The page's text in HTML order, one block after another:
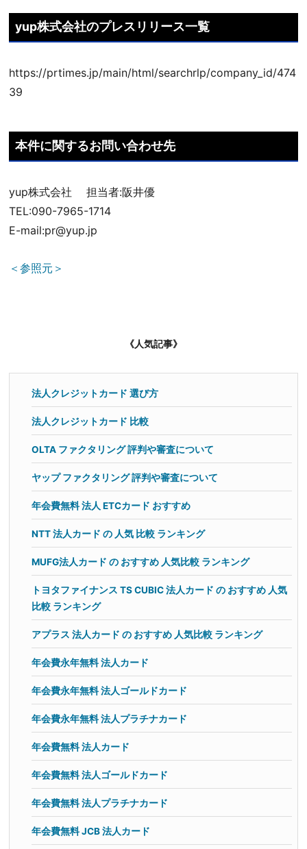
​yup株式会社のプレスリリース一覧 ​​
https://prtimes.jp/main/html/searchrlp/company_id/474
39
本件に関するお問い合わせ先
yup株式会社 担当者:阪井優
TEL:090-7965-1714
E-mail:pr@yup.jp
＜参照元＞
《人気記事》
法人クレジットカード 選び方
法人クレジットカード 比較
OLTA ファクタリング 評判や審査について
ヤップ ファクタリング 評判や審査について
年会費無料 法人 ETCカード おすすめ
NTT 法人カード の 人気 比較 ランキング
MUFG法人カード の おすすめ 人気比較 ランキング
トヨタファイナンス TS CUBIC 法人カード の おすすめ 人気
比較 ランキング
アプラス 法人カード の おすすめ 人気比較 ランキング
年会費永年無料 法人カード
年会費永年無料 法人ゴールドカード
年会費永年無料 法人プラチナカード
年会費無料 法人カード
年会費無料 法人ゴールドカード
年会費無料 法人プラチナカード
年会費無料 JCB 法人カード